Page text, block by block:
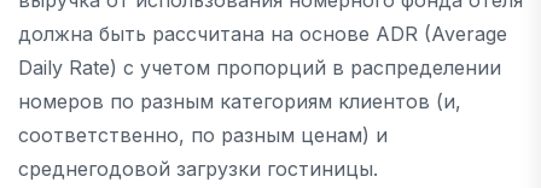
должна быть рассчитана на основе ADR (Average
Daily Rate) с учетом пропорций в распределении
номеров по разным категориям клиентов (и,
соответственно, по разным ценам) и
среднегодовой загрузки гостиницы.